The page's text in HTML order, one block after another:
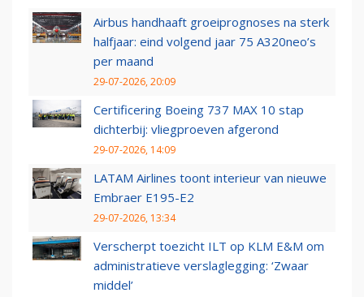
Airbus handhaaft groeiprognoses na sterk
halfjaar: eind volgend jaar 75 A320neo’s
per maand
29-07-2026, 20:09
Certificering Boeing 737 MAX 10 stap
dichterbij: vliegproeven afgerond
29-07-2026, 14:09
LATAM Airlines toont interieur van nieuwe
Embraer E195-E2
29-07-2026, 13:34
Verscherpt toezicht ILT op KLM E&M om
administratieve verslaglegging: ‘Zwaar
middel’